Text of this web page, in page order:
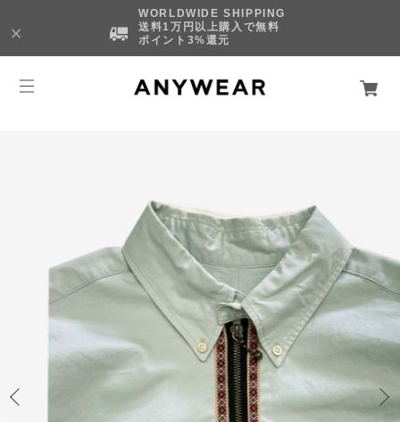
WORLDWIDE SHIPPING
送料1万円以上購入で無料
ポイント3%還元